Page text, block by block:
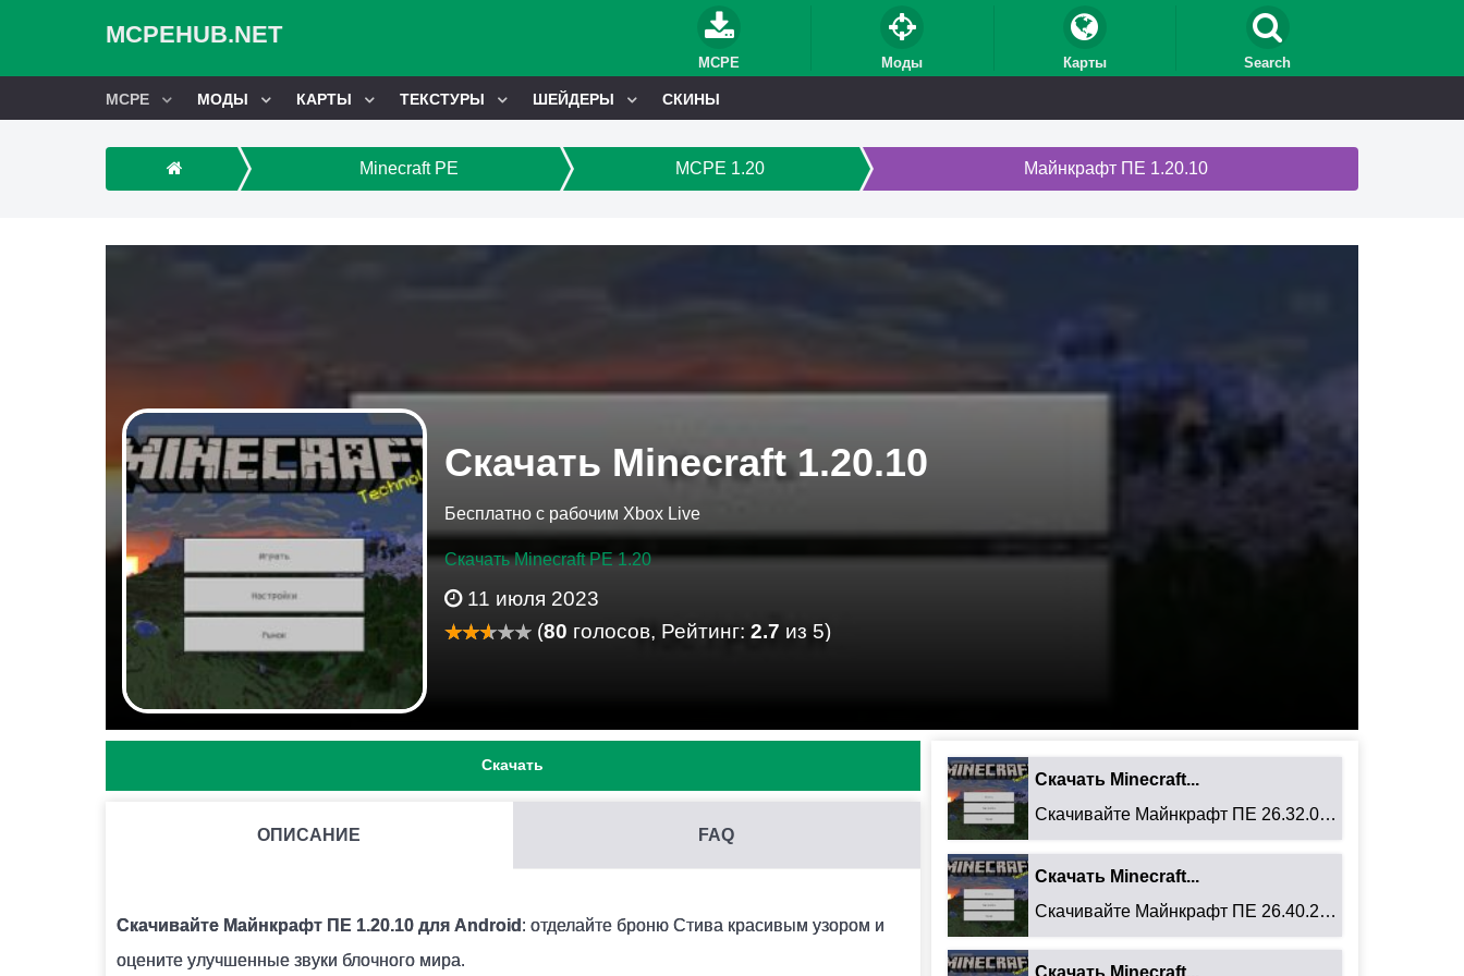
MCPEHUB.NET
MCPE Моды Карты Search
MCPE МОДЫ КАРТЫ ТЕКСТУРЫ ШЕЙДЕРЫ СКИНЫ
Minecraft PE MCPE 1.20 Майнкрафт ПЕ 1.20.10
Скачать Minecraft 1.20.10
Бесплатно с рабочим Xbox Live
Скачать Minecraft PE 1.20
11 июля 2023
(80 голосов, Рейтинг: 2.7 из 5)
Скачать
ОПИСАНИЕ FAQ
Скачивайте Майнкрафт ПЕ 1.20.10 для Android : отделайте броню Стива красивым узором и
оцените улучшенные звуки блочного мира.
Скачать Minecraft...
Скачивайте Майнкрафт ПЕ 26.32.02 для Android: ...
Скачать Minecraft...
Скачивайте Майнкрафт ПЕ 26.40.27 для Android: ...
Скачать Minecraft...